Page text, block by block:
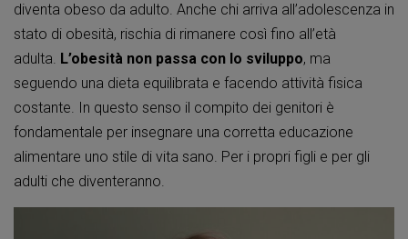
diventa obeso da adulto. Anche chi arriva all’adolescenza in
stato di obesità, rischia di rimanere così fino all’età
adulta. L’obesità non passa con lo sviluppo, ma
seguendo una dieta equilibrata e facendo attività fisica
costante. In questo senso il compito dei genitori è
fondamentale per insegnare una corretta educazione
alimentare uno stile di vita sano. Per i propri figli e per gli
adulti che diventeranno.